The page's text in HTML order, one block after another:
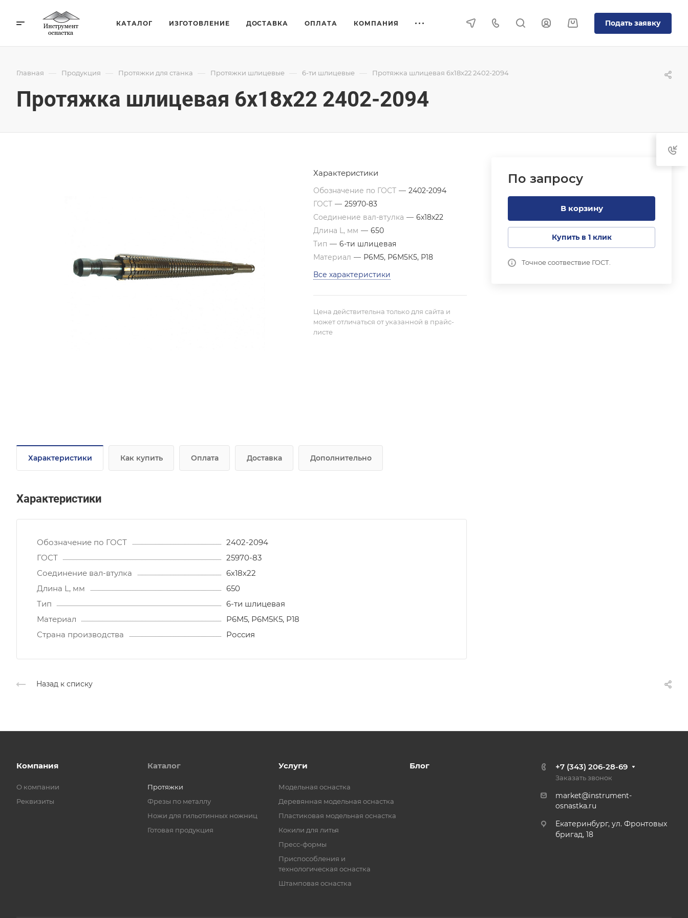
КАТАЛОГ ИЗГОТОВЛЕНИЕ ДОСТАВКА ОПЛАТА КОМПАНИЯ Подать заявку
Главная — Продукция — Протяжки для станка — Протяжки шлицевые — 6-ти шлицевые — Протяжка шлицевая 6x18x22 2402-2094
Протяжка шлицевая 6x18x22 2402-2094
По запросу
В корзину
Купить в 1 клик
Точное соотвествие ГОСТ.
Характеристики
Обозначение по ГОСТ — 2402-2094
ГОСТ — 25970-83
Соединение вал-втулка — 6х18х22
Длина L, мм — 650
Тип — 6-ти шлицевая
Материал — Р6М5, Р6М5К5, Р18
Все характеристики
Цена действительна только для сайта и
может отличаться от указанной в прайс-
листе
Характеристики Как купить Оплата Доставка Дополнительно
Характеристики
Обозначение по ГОСТ
2402-2094
ГОСТ
25970-83
Соединение вал-втулка
6х18х22
Длина L, мм
650
Тип
6-ти шлицевая
Материал
Р6М5, Р6М5К5, Р18
Страна производства
Россия
Назад к списку
Компания
О компании
Реквизиты
Каталог
Протяжки
Фрезы по металлу
Ножи для гильотинных ножниц
Готовая продукция
Услуги
Модельная оснастка
Деревянная модельная оснастка
Пластиковая модельная оснастка
Кокили для литья
Пресс-формы
Приспособления и
технологическая оснастка
Штамповая оснастка
Блог +7 (343) 206-28-69
Заказать звонок
market@instrument-
osnastka.ru
Екатеринбург, ул. Фронтовых
бригад, 18